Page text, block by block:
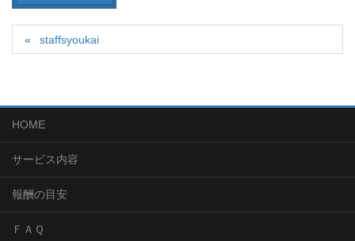
staffsyoukai
HOME
サービス内容
報酬の目安
ＦＡＱ